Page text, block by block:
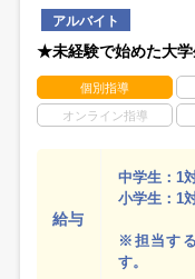
アルバイト
★未経験で始めた大
個別指導
オンライン指導
給与
中学生：1
小学生：1
※担当す
す。